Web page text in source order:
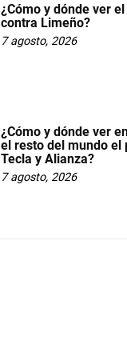
¿Cómo y dónde ver
contra Limeño?
7 agosto, 2026
¿Cómo y dónde ver
el resto del mundo
Tecla y Alianza?
7 agosto, 2026